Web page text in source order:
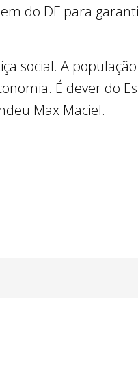
do DF para
social. A
É dever do
Max Maciel.